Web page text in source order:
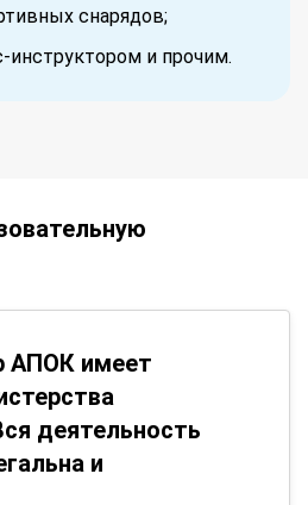
снарядов;
и прочим.
АПОК имеет
деятельность
и